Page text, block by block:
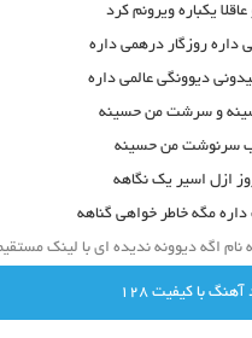
یکباره ویرونم کرد
داره روزگار درهمی داره
دیوونگی عالمی داره
و سرشت من حسینه
سرنوشت من حسینه
ازل اسیر یک نگاهه
مگه خاطر خواهی گناهه
اگه دیوونه ندیده ای با لینک
آهنگ با کيفيت 128